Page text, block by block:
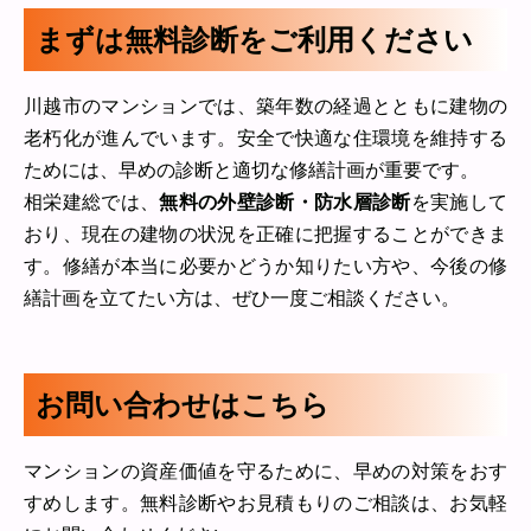
まずは無料診断をご利用ください
川越市のマンションでは、築年数の経過とともに建物の
老朽化が進んでいます。安全で快適な住環境を維持する
ためには、早めの診断と適切な修繕計画が重要です。
相栄建総では、無料の外壁診断・防水層診断を実施して
おり、現在の建物の状況を正確に把握することができま
す。修繕が本当に必要かどうか知りたい方や、今後の修
繕計画を立てたい方は、ぜひ一度ご相談ください。
お問い合わせはこちら
マンションの資産価値を守るために、早めの対策をおす
すめします。無料診断やお見積もりのご相談は、お気軽